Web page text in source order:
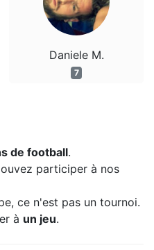
Daniele M.
7
de football.
participer à nos
ce n'est pas un tournoi.
à un jeu.